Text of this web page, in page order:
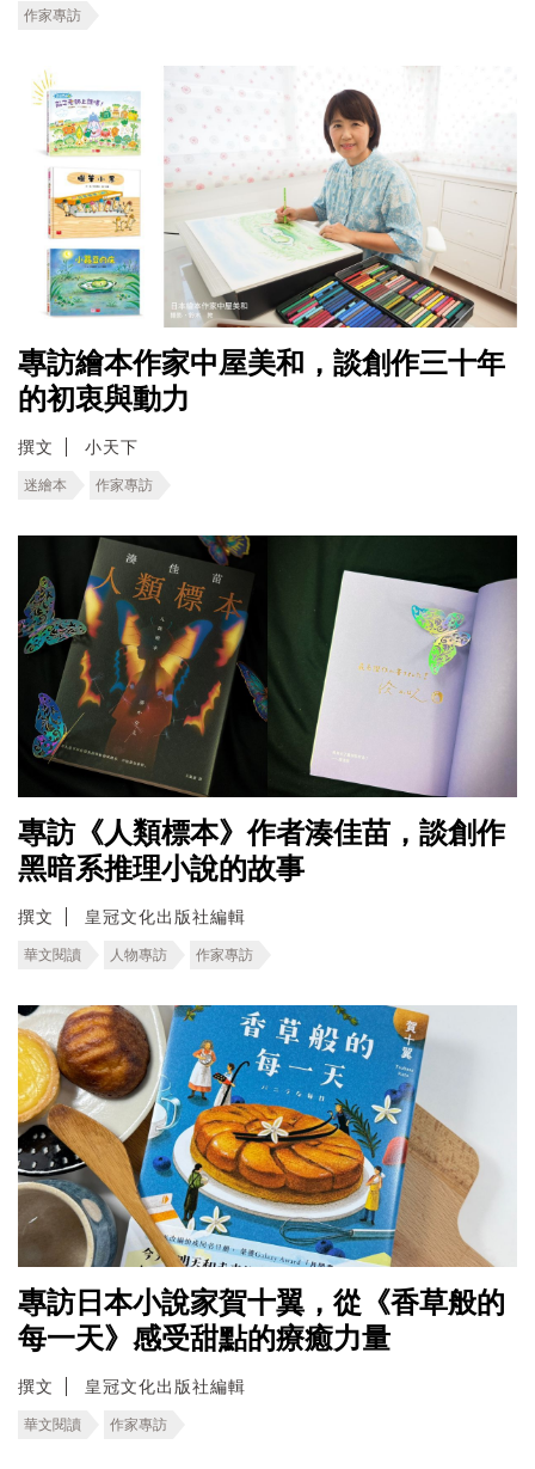
作家專訪
專訪繪本作家中屋美和，談創作三十年
的初衷與動力
撰文 小天下
迷繪本 作家專訪
專訪《人類標本》作者湊佳苗，談創作
黑暗系推理小說的故事
撰文 皇冠文化出版社編輯
華文閱讀 人物專訪 作家專訪
專訪日本小說家賀十翼，從《香草般的
每一天》感受甜點的療癒力量
撰文 皇冠文化出版社編輯
華文閱讀 作家專訪